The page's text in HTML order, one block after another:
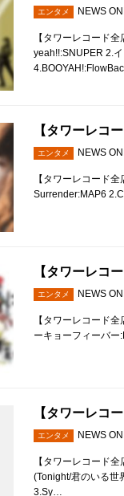
エンタメ NEWS
【タワーレコード
yeah!!:SNUPER 2.
【タワーレコ
エンタメ NEWS
【タワーレコード
Surrender:MAP6
【タワーレコ
エンタメ NEWS
【タワーレコード
ーキョーフィーバ
【タワーレコ
エンタメ NEWS
【タワーレコード
(Tonight/君のいる世
3.Sy…